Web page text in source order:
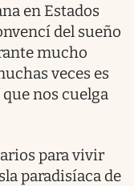
en Estados
del sueño
mucho
veces es
nos cuelga
para vivir
paradisíaca de